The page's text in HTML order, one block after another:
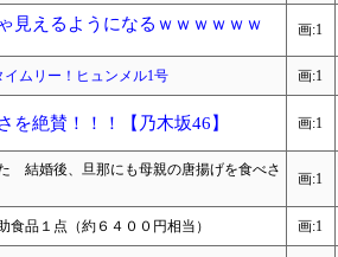
見えるようになるｗｗｗｗｗｗ 画:1
イムリー！ヒュンメル1号 画:1
を絶賛！！！【乃木坂46】 画:1
結婚後、旦那にも母親の唐揚げを食べさ
画:1
品１点（約６４００円相当） 画:1